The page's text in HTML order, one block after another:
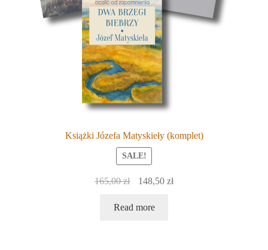
Książki Józefa Matyskieły (komplet)
SALE!
165,00zł
Original
was:
148,50 złCurrent
Read more